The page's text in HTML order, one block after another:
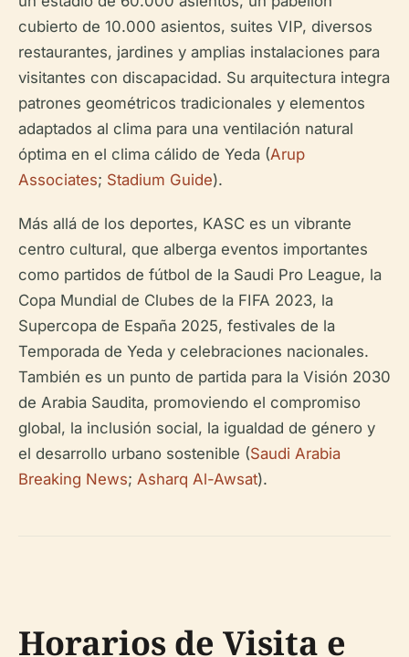
cubierto de 10.000 asientos, suites VIP, diversos
restaurantes, jardines y amplias instalaciones para
visitantes con discapacidad. Su arquitectura integra
patrones geométricos tradicionales y elementos
adaptados al clima para una ventilación natural
óptima en el clima cálido de Yeda (Arup
Associates; Stadium Guide).
Más allá de los deportes, KASC es un vibrante
centro cultural, que alberga eventos importantes
como partidos de fútbol de la Saudi Pro League, la
Copa Mundial de Clubes de la FIFA 2023, la
Supercopa de España 2025, festivales de la
Temporada de Yeda y celebraciones nacionales.
También es un punto de partida para la Visión 2030
de Arabia Saudita, promoviendo el compromiso
global, la inclusión social, la igualdad de género y
el desarrollo urbano sostenible (Saudi Arabia
Breaking News; Asharq Al-Awsat).
Horarios de Visita e